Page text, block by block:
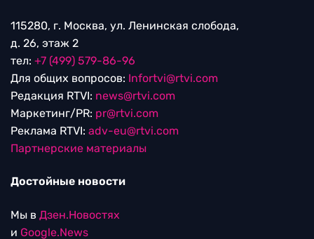
115280, г. Москва, ул. Ленинская слобода,
д. 26, этаж 2
тел: +7 (499) 579-86-96
Для общих вопросов: Infortvi@rtvi.com
Редакция RTVI: news@rtvi.com
Маркетинг/PR: pr@rtvi.com
Реклама RTVI: adv-eu@rtvi.com
Партнерские материалы
Достойные новости
Мы в Дзен.Новостях
и Google.News